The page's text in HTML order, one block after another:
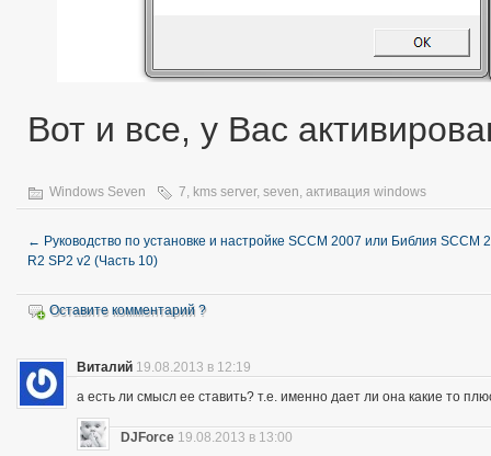
Вот и все, у Вас
Windows Seven 7, kms server, seven, активация windows
← Руководство по установке и настройке SCCM 2007 или Библия SCCM
R2 SP2 v2 (Часть 10)
Оставите комментарий ?
Виталий 19.08.2013 в 12:19
а есть ли смысл ее ставить? т.е. именно дает ли она какие то
DJForce 19.08.2013 в 13:00